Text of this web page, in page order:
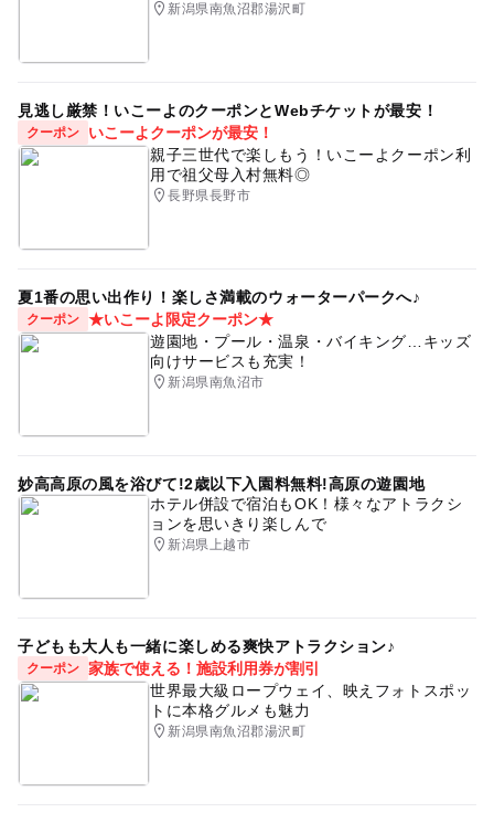
新潟県南魚沼郡湯沢町
見逃し厳禁！いこーよのクーポンとWebチケットが最安！
クーポン
いこーよクーポンが最安！
親子三世代で楽しもう！いこーよクーポン利
用で祖父母入村無料◎
長野県長野市
夏1番の思い出作り！楽しさ満載のウォーターパークへ♪
クーポン ★いこーよ限定クーポン★
遊園地・プール・温泉・バイキング…キッズ
向けサービスも充実！
新潟県南魚沼市
妙高高原の風を浴びて!2歳以下入園料無料!高原の遊園地
ホテル併設で宿泊もOK！様々なアトラクシ
ョンを思いきり楽しんで
新潟県上越市
子どもも大人も一緒に楽しめる爽快アトラクション♪
クーポン 家族で使える！施設利用券が割引
世界最大級ロープウェイ、映えフォトスポッ
トに本格グルメも魅力
新潟県南魚沼郡湯沢町